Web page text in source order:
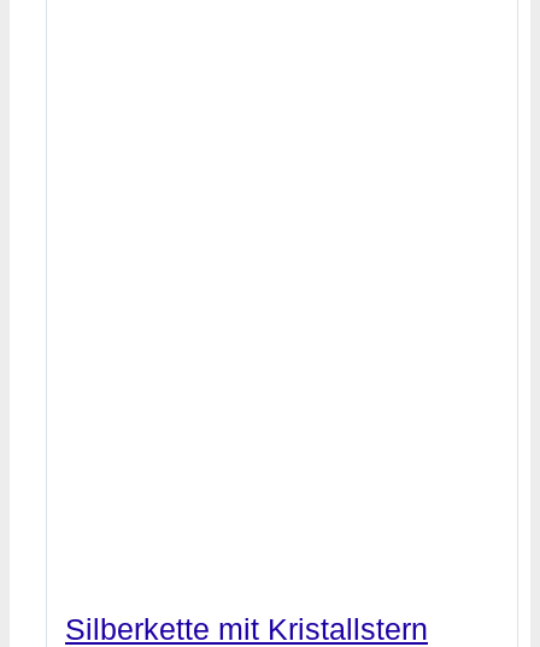
Silberkette mit Kristallstern